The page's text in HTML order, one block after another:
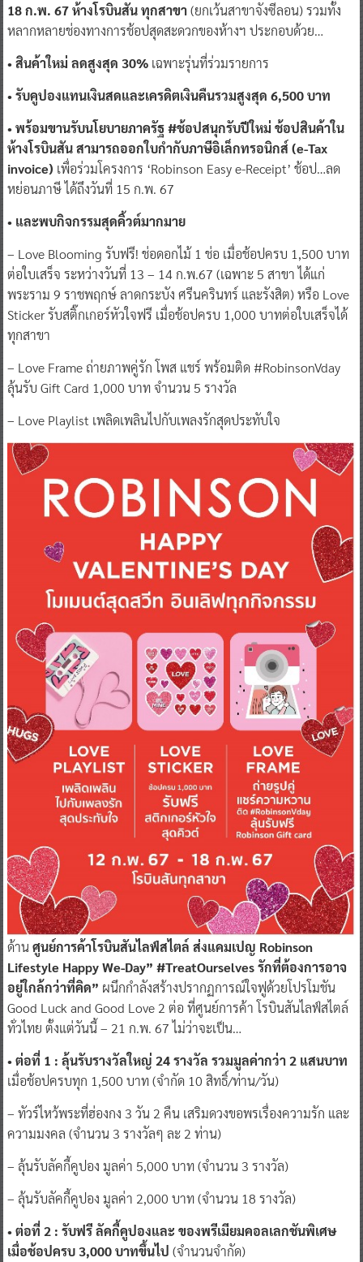
18 ก.พ. 67 ห้างโรบินสัน ทุกสาขา(ยกเว้นสาขาจังซีลอน) รวมทั้ง
หลากหลายช่องทางการช้อปสุดสะดวกของห้างฯ ประกอบด้วย…
• สินค้าใหม่ ลดสูงสุด 30%เฉพาะรุ่นที่ร่วมรายการ
• รับคูปองแทนเงินสดและเครดิตเงินคืนรวมสูงสุด 6,500 บาท
• พร้อมขานรับนโยบายภาครัฐ #ช้อปสนุกรับปีใหม่ ช้อปสินค้าใน
ห้างโรบินสัน สามารถออกใบกำกับภาษีอิเล็กทรอนิกส์ (e-Tax
invoice) เพื่อร่วมโครงการ ‘Robinson Easy e-Receipt’ ช้อป…ลด
หย่อนภาษี ได้ถึงวันที่ 15 ก.พ. 67
• และพบกิจกรรมสุดคิ้วต์มากมาย
– Love Blooming รับฟรี! ช่อดอกไม้ 1 ช่อ เมื่อช้อปครบ 1,500 บาท
ต่อใบเสร็จ ระหว่างวันที่ 13 – 14 ก.พ.67 (เฉพาะ 5 สาขา ได้แก่
พระราม 9 ราชพฤกษ์ ลาดกระบัง ศรีนครินทร์ และรังสิต) หรือ Love
Sticker รับสติ๊กเกอร์หัวใจฟรี เมื่อช้อปครบ 1,000 บาทต่อใบเสร็จได้
ทุกสาขา
– Love Frame ถ่ายภาพคู่รัก โพส แชร์ พร้อมติด #RobinsonVday
ลุ้นรับ Gift Card 1,000 บาท จำนวน 5 รางวัล
– Love Playlist เพลิดเพลินไปกับเพลงรักสุดประทับใจ
ด้านศูนย์การค้าโรบินสันไลฟ์สไตล์ ส่งแคมเปญ Robinson
Lifestyle Happy We-Day” #TreatOurselves รักที่ต้องการอาจ
อยู่ใกล้กว่าที่คิด” ผนึกกำลังสร้างปรากฏการณ์ใจฟูด้วยโปรโมชัน
Good Luck and Good Love 2 ต่อ ที่ศูนย์การค้า โรบินสันไลฟ์สไตล์
ทั่วไทย ตั้งแต่วันนี้ – 21 ก.พ. 67 ไม่ว่าจะเป็น…
• ต่อที่ 1 : ลุ้นรับรางวัลใหญ่ 24 รางวัล รวมมูลค่ากว่า 2 แสนบาท
เมื่อช้อปครบทุก 1,500 บาท (จำกัด 10 สิทธิ์/ท่าน/วัน)
– ทัวร์ไหว้พระที่ฮ่องกง 3 วัน 2 คืน เสริมดวงขอพรเรื่องความรัก และ
ความมงคล (จำนวน 3 รางวัลๆ ละ 2 ท่าน)
– ลุ้นรับลัคกี้คูปอง มูลค่า 5,000 บาท (จำนวน 3 รางวัล)
– ลุ้นรับลัคกี้คูปอง มูลค่า 2,000 บาท (จำนวน 18 รางวัล)
• ต่อที่ 2 : รับฟรี ลัคกี้คูปองและ ของพรีเมียมคอลเลกชันพิเศษ
เมื่อช้อปครบ 3,000 บาทขึ้นไป (จำนวนจำกัด)